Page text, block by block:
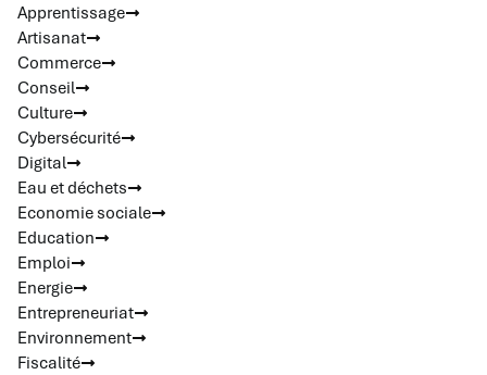
Apprentissage
Artisanat
Commerce
Conseil
Culture
Cybersécurité
Digital
Eau et déchets
Economie sociale
Education
Emploi
Energie
Entrepreneuriat
Environnement
Fiscalité